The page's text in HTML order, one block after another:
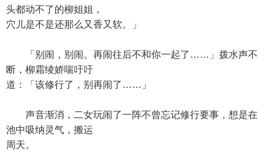
头都动不了的柳姐姐，
穴儿是不是还那么又香又软。」
「别闹，别闹。再闹往后不和你一起了……」拨水声不
断，柳霜绫娇喘吁吁
道：「该修行了，别再闹了……」
声音渐消，二女玩闹了一阵不曾忘记修行要事，想是在
池中吸纳灵气，搬运
周天。